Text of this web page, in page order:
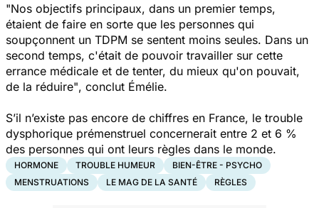
"Nos objectifs principaux, dans un premier temps,
étaient de faire en sorte que les personnes qui
soupçonnent un TDPM se sentent moins seules. Dans un
second temps, c'était de pouvoir travailler sur cette
errance médicale et de tenter, du mieux qu'on pouvait,
de la réduire", conclut Émélie.
S’il n’existe pas encore de chiffres en France, le trouble
dysphorique prémenstruel concernerait entre 2 et 6 %
des personnes qui ont leurs règles dans le monde.
HORMONE TROUBLE HUMEUR
BIEN-ÊTRE - PSYCHO
MENSTRUATIONS
LE MAG DE LA SANTÉ RÈGLES